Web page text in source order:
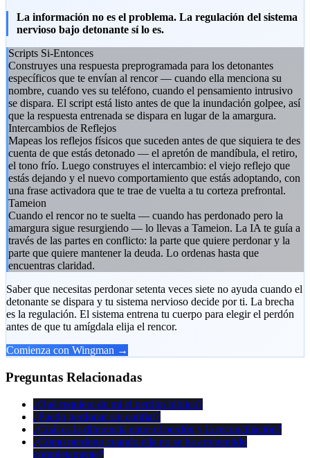
La información no es el problema. La regulación del sistema
nervioso bajo detonante sí lo es.
Scripts Si-Entonces
Construyes una respuesta preprogramada para los detonantes
específicos que te envían al rencor — cuando ella menciona su
nombre, cuando ves su teléfono, cuando el pensamiento intrusivo
se dispara. El script está listo antes de que la inundación golpee, así
que la respuesta entrenada se dispara en lugar de la amargura.
Intercambios de Reflejos
Mapeas los reflejos físicos que suceden antes de que siquiera te des
cuenta de que estás detonado — el apretón de mandíbula, el retiro,
el tono frío. Luego construyes el intercambio: el viejo reflejo que
estás dejando y el nuevo comportamiento que estás adoptando, con
una frase activadora que te trae de vuelta a tu corteza prefrontal.
Tameion
Cuando el rencor no te suelta — cuando has perdonado pero la
amargura sigue resurgiendo — lo llevas a Tameion. La IA te guía a
través de las partes en conflicto: la parte que quiere perdonar y la
parte que quiere mantener la deuda. Lo ordenas hasta que
encuentras claridad.
Saber que necesitas perdonar setenta veces siete no ayuda cuando el
detonante se dispara y tu sistema nervioso decide por ti. La brecha
es la regulación. El sistema entrena tu cuerpo para elegir el perdón
antes de que tu amígdala elija el rencor.
Comienza con Wingman →
Preguntas Relacionadas
¿Qué requiere de mí el perdón bíblico?
¿Puedo perdonar sin confiar?
¿Cuál es la diferencia entre el perdón y la reconciliación?
¿Cómo perdono cuando ella no se ha arrepentido
completamente?